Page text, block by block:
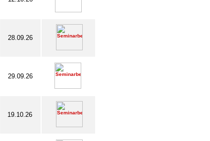
28.09.26
29.09.26
19.10.26